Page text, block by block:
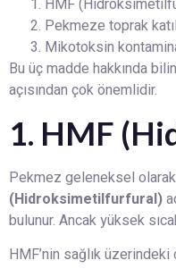
HMF
Pekmeze toprak
Mikotoksin
Bu üç madde hakkında
açısından çok önemlidir.
1. HMF
Pekmez geleneksel olarak
(Hidroksimetilfurfural)
bulunur. Ancak yüksek
HMF’nin sağlık üzerindeki